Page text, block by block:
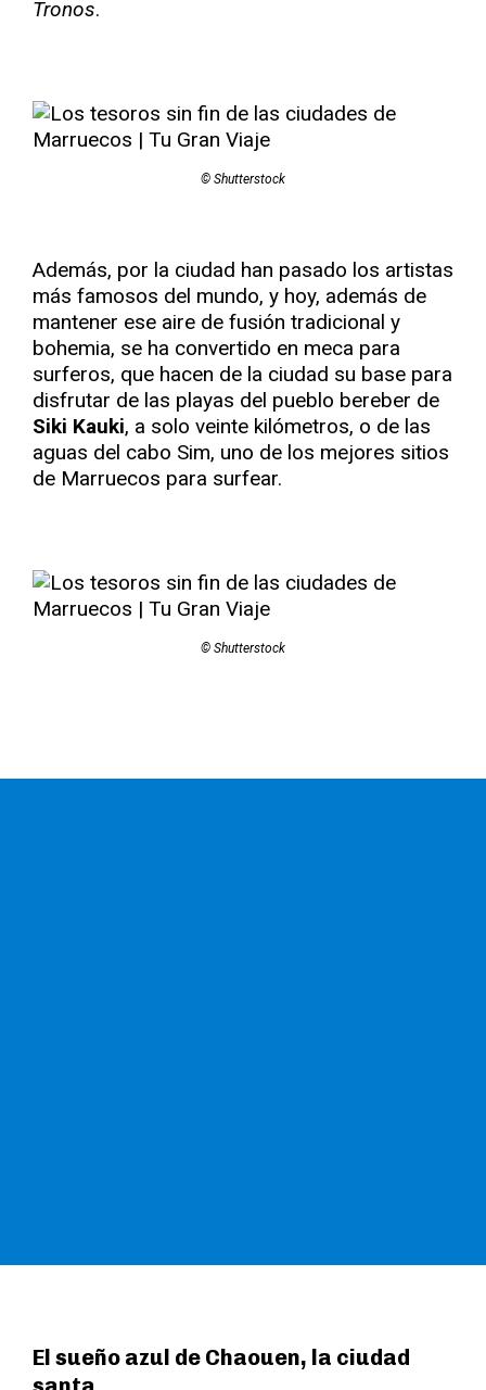
Tronos.
© Shutterstock
Además, por la ciudad han pasado los artistas
más famosos del mundo, y hoy, además de
mantener ese aire de fusión tradicional y
bohemia, se ha convertido en meca para
surferos, que hacen de la ciudad su base para
disfrutar de las playas del pueblo bereber de
Siki Kauki, a solo veinte kilómetros, o de las
aguas del cabo Sim, uno de los mejores sitios
de Marruecos para surfear.
© Shutterstock
El sueño azul de Chaouen, la ciudad